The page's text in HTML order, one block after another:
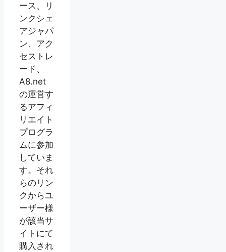
ース、リ
ンクシェ
アジャパ
ン、アク
セストレ
ード、
A8.net
の運営す
るアフィ
リエイト
プログラ
ムに参加
していま
す。それ
らのリン
クからユ
ーザー様
が該当サ
イトにて
購入され